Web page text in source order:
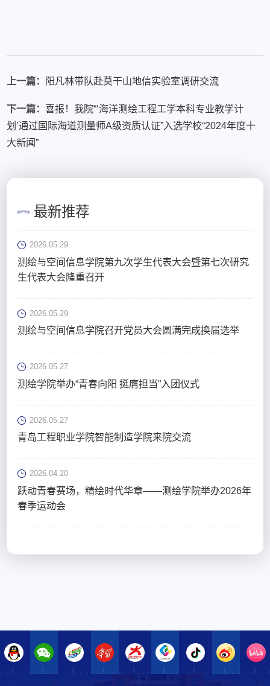
上一篇： 阳凡林带队赴莫干山地信实验室调研交流
下一篇：喜报！我院“‘海洋测绘工程工学本科专业教学计
划’通过国际海道测量师A级资质认证”入选学校“2024年度十
大新闻”
最新推荐
2026.05.29
测绘与空间信息学院第九次学生代表大会暨第七次研究
生代表大会隆重召开
2026.05.29
测绘与空间信息学院召开党员大会圆满完成换届选举
2026.05.27
测绘学院举办“青春向阳 挺膺担当”入团仪式
2026.05.27
青岛工程职业学院智能制造学院来院交流
2026.04.20
跃动青春赛场，精绘时代华章——测绘学院举办2026年
春季运动会